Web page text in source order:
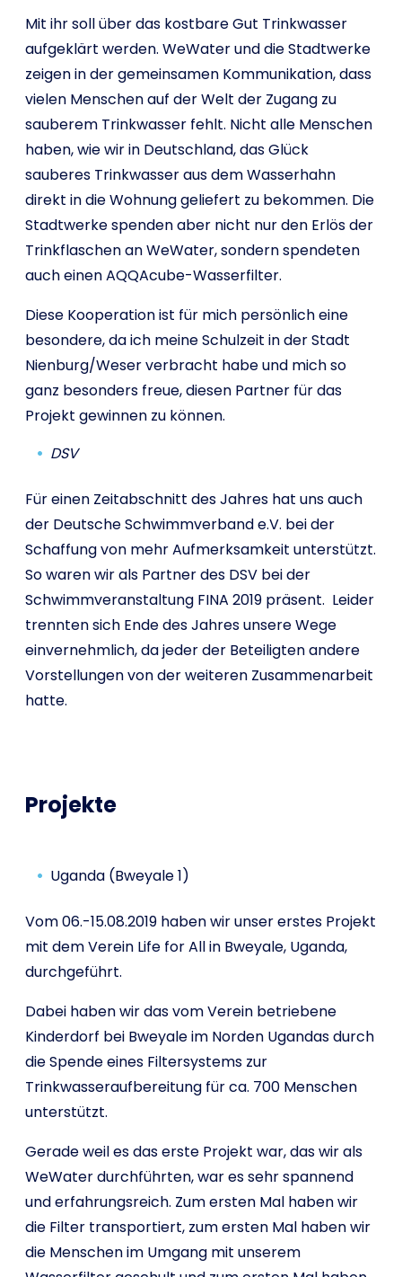
Mit ihr soll über das kostbare Gut Trinkwasser
aufgeklärt werden. WeWater und die Stadtwerke
zeigen in der gemeinsamen Kommunikation, dass
vielen Menschen auf der Welt der Zugang zu
sauberem Trinkwasser fehlt. Nicht alle Menschen
haben, wie wir in Deutschland, das Glück
sauberes Trinkwasser aus dem Wasserhahn
direkt in die Wohnung geliefert zu bekommen. Die
Stadtwerke spenden aber nicht nur den Erlös der
Trinkflaschen an WeWater, sondern spendeten
auch einen AQQAcube-Wasserfilter.
Diese Kooperation ist für mich persönlich eine
besondere, da ich meine Schulzeit in der Stadt
Nienburg/Weser verbracht habe und mich so
ganz besonders freue, diesen Partner für das
Projekt gewinnen zu können.
DSV
Für einen Zeitabschnitt des Jahres hat uns auch
der Deutsche Schwimmverband e.V. bei der
Schaffung von mehr Aufmerksamkeit unterstützt.
So waren wir als Partner des DSV bei der
Schwimmveranstaltung FINA 2019 präsent. Leider
trennten sich Ende des Jahres unsere Wege
einvernehmlich, da jeder der Beteiligten andere
Vorstellungen von der weiteren Zusammenarbeit
hatte.
Projekte
Uganda (Bweyale 1)
Vom 06.-15.08.2019 haben wir unser erstes Projekt
mit dem Verein Life for All in Bweyale, Uganda,
durchgeführt.
Dabei haben wir das vom Verein betriebene
Kinderdorf bei Bweyale im Norden Ugandas durch
die Spende eines Filtersystems zur
Trinkwasseraufbereitung für ca. 700 Menschen
unterstützt.
Gerade weil es das erste Projekt war, das wir als
WeWater durchführten, war es sehr spannend
und erfahrungsreich. Zum ersten Mal haben wir
die Filter transportiert, zum ersten Mal haben wir
die Menschen im Umgang mit unserem